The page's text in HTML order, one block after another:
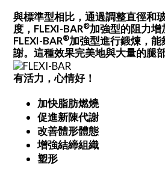
與標準型相比，通過調整直徑和
度， FLEXI-BAR®加強型的阻力
FLEXI-BAR®加強型進行鍛煉，
謝。這種效果完美地與大量的腿
有活力，心情好！
加快脂肪燃燒
促進新陳代謝
改善體形體態
增強結締組織
塑形